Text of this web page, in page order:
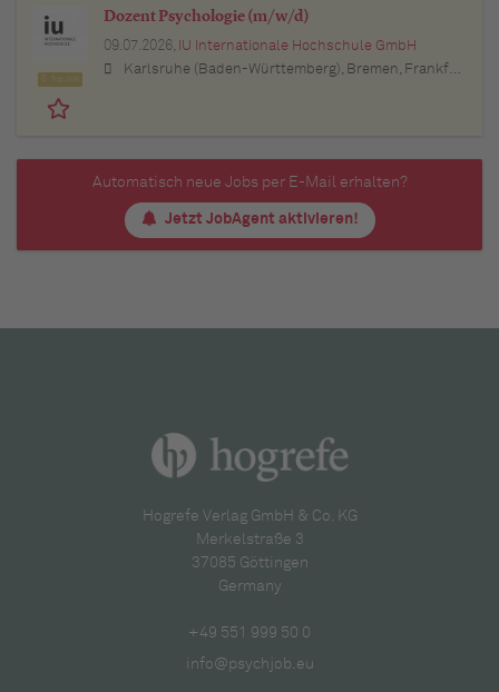
Dozent Psychologie (m/w/d)
09.07.2026, IU Internationale Hochschule GmbH
Karlsruhe (Baden-Württemberg), Bremen, Frankfurt am Main (Hessen), Augsburg (Bayern), Dresden (Sachsen), Bielefeld (Nordrhein-Westfalen), Düsseldorf (Nordrhein-Westfalen), Hannover (Niedersachsen), Dortmund (Nordrhein-Westfalen), Münster (Nordrhein-Westfalen), Hamburg, Stuttgart (Baden-Württemberg), Ulm (Baden-Württemberg), Kassel (Hessen), Essen (Nordrhein-Westfalen), München (Bayern), Köln (Nordrhein-Westfalen), Mannheim (Baden-Württemberg)
Automatisch neue Jobs per E-Mail erhalten?
Jetzt JobAgent aktivieren!
Hogrefe Verlag GmbH & Co. KG
Merkelstraße 3
37085 Göttingen
Germany
+49 551 999 50 0
info@psychjob.eu